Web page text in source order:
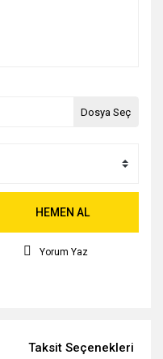
Dosya Seç
HEMEN AL
Yorum Yaz
Taksit Seçenekleri